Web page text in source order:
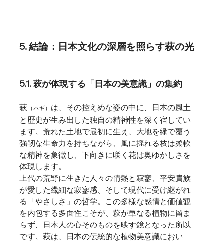
5. 結論：日本文化の深層を照らす萩の光
5.1. 萩が体現する「日本の美意識」の集約
萩 （ハギ） は、その控えめな姿の中に、日本の風土
と歴史が生み出した独自の精神性を深く宿してい
ます。荒れた土地で最初に生え、大地を緑で覆う
強靭な生命力を持ちながら、風に揺れる枝は柔軟
な精神を象徴し、下向きに咲く花は奥ゆかしさを
体現します。
上代の荒野に生きた人々の情熱と寂寥、平安貴族
が愛した繊細な寂寥感、そして現代に受け継がれ
る「やさしさ」の哲学。この多様な感情と価値観
を内包する多面性こそが、萩が単なる植物に留ま
らず、日本人の心そのものを映す鏡となった所以
です。萩は、日本の伝統的な植物美意識におい